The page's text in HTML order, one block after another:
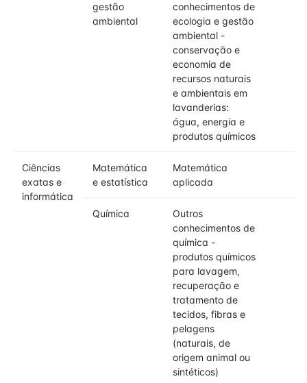
gestão
ambiental
conhecimentos de
ecologia e gestão
ambiental -
conservação e
economia de
recursos naturais
e ambientais em
lavanderias:
água, energia e
produtos químicos
Ciências
exatas e
informática
Matemática
e estatística
Matemática
aplicada
Química
Outros
conhecimentos de
química -
produtos químicos
para lavagem,
recuperação e
tratamento de
tecidos, fibras e
pelagens
(naturais, de
origem animal ou
sintéticos)